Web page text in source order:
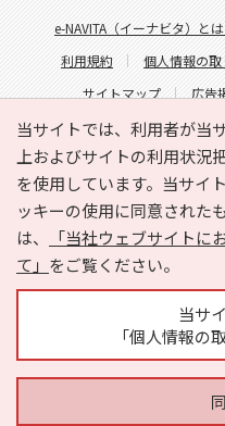
当サイトでは、利用者が当
上およびサイトの利用状況
を使用しています。当サイ
ッキーの使用に同意された
は、
「当社ウェブサイト
て」 をご覧ください。
当サ
「個人情報の
e-NAVITA（イーナビタ）とは
利用規約
個人情報の
サイトマップ
広告
サイトの内容
Copyright ©